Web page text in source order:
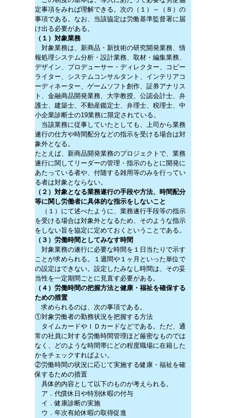
定事項をみれば理解できる。次の（１）～（８）の
事項である。なお、当該協定は労働基準監督署に届
け出る必要がある。
（１）対象業務
対象業務は、新商品・新技術の研究開発業務、情
報処理システム分析・設計業務、取材・編集業務、
デザイン、プロデューサー・ディレクター、コピー
ライター、システムコンサルタント、インテリアコ
ーディネーター、ゲームソフト創作、証券アナリス
ト、金融商品開発業務、大学教授、公認会計士、弁
護士、建築士、不動産鑑定士、弁理士、税理士、中
小企業診断士の19業務に限定されている。
当該業務に従事していたとしても、上司から業務
遂行の仕方や時間配分などの指示を受ける場合は対
象外となる。
たとえば、新商品開発業務のプロジェクトで、業務
遂行に関してリーダーの管理・指示のもとに開発に
あたっている者や、付随する雑用等のみを行ってい
る者は対象とならない。
（２）対象となる業務遂行の手段や方法、時間配分
等に関し労働者に具体的な指示をしないこと
（１）にて述べたように、業務遂行手段等の指示
を受ける場合は対象外となるため、そのような指示
をしない旨を協定に定めておくということである。
（３）労働時間としてみなす時間
対象業務の遂行に必要な時間を１日当たりで示す
ことが求められる。１週間や１ヶ月といった単位で
の設定はできない。設定したみなし時間は、その妥
当性を一定期間ごとに見直す必要がある。
（４）労働時間の把握方法と健康・福祉を確保する
ための措置
求められるのは、次の事項である。
①対象労働者の勤務状況を把握する方法
タイムカードやＩＤカードなどである。ただ、通
常の社員に対する労働時間管理ほど厳密なものでは
なく、どのような時間帯にどの程度職場に在籍した
かをチェックすればよい。
②労働時間の状況に応じて実施する健康・福祉を確
保するための措置
具体的内容として以下のものが考えられる。
ア．代償休日や特別休暇の付与
イ．健康診断の実施
ウ．年次有給休暇の取得促進